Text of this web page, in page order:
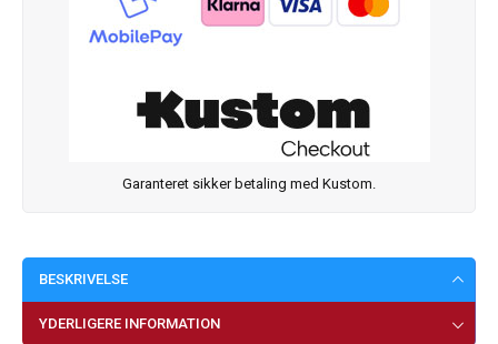
Garanteret sikker betaling med Kustom.
BESKRIVELSE
YDERLIGERE INFORMATION